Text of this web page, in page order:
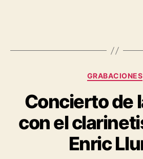
GRABACIONES
Concierto de
con el
Enric